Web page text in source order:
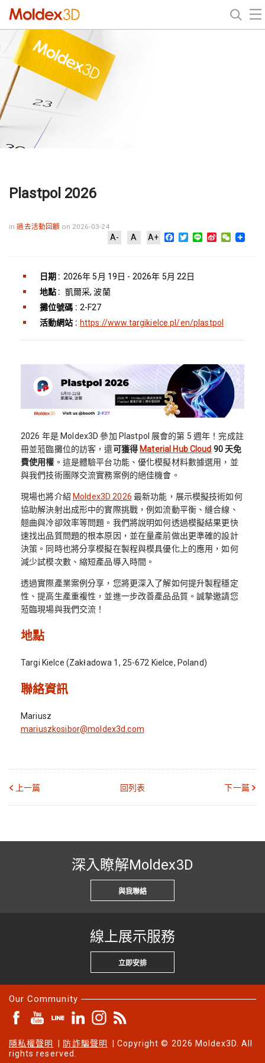
Plastpol 2026
in過去活動回顧 on 2026-03-24
A- A A+ Facebook
Twitter
Line Sina WeChat
日期 : 2026年 5月 19日 - 2026年 5月 22日
地點 : 凱爾采, 波蘭
攤位號碼 : 2-F27
活動網站 : https://www.targikielce.pl/en/plastpol
2026 年是 Moldex3D 參加 Plastpol 展會的第 5 週年！完成註
冊並蒞臨攤位的訪客，還可獲得 Material Hub Cloud 90 天免
費使用權 。這是體驗平台功能、優化模擬材料數據選用，並
與我們技術團隊交流實務案例的絕佳機會。
現場也將介紹 Moldex3D 2026 最新功能，展示模擬技術如何
協助解決射出成形中的實際挑戰，例如流動平衡、縫合線、
翹曲與冷卻效率等問題。我們將說明如何透過模擬結果更快
速找出品質問題的根本原因，並在量產前做出更準確的設計
決策。同時也將分享模擬在製程與模具優化上的應用，如何
減少試模次數、縮短產品導入時間。
透過實際產業案例分享，您將更深入了解如何提升製程穩定
性、提高生產重複性，並進一步改善產品品質。誠摯邀請您
蒞臨現場與我們交流！
地點
Targi Kielce (Zakładowa 1, 25-672 Kielce, Poland)
聯絡資訊
Mariusz
mariuszkosibor@moldex3d.com
上一篇 回列表 下一篇
深入瞭解Moldex3D
與我聯絡
線上展示服務
立即安排
Our Community
隱私權聲明 防詐騙聲明
| Copyright © 2026 Moldex3D. All
rights reserved.